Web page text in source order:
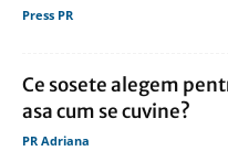
Press PR
Ce sosete alegem
asa cum se cuvine?
PR Adriana